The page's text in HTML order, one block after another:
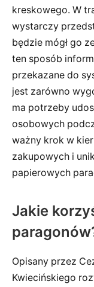
kreskowego. W
wystarczy
będzie mógł go
ten sposób
przekazane do
jest zarówno
ma potrzeby
osobowych
ważny krok w
zakupowych i
papierowych
Jakie
Opisany przez
Kwiecińskiego